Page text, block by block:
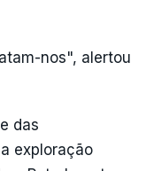
nos", alertou
das
exploração